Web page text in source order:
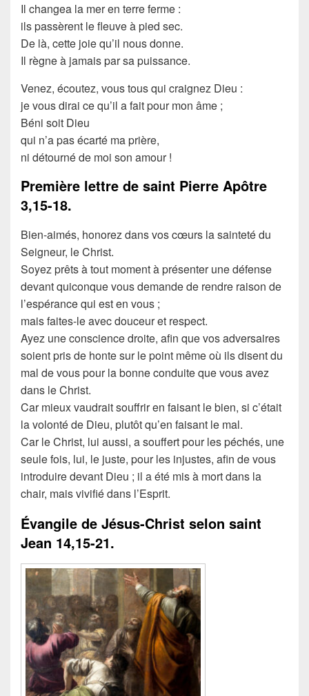
Il changea la mer en terre ferme :
ils passèrent le fleuve à pied sec.
De là, cette joie qu’il nous donne.
Il règne à jamais par sa puissance.
Venez, écoutez, vous tous qui craignez Dieu :
je vous dirai ce qu’il a fait pour mon âme ;
Béni soit Dieu
qui n’a pas écarté ma prière,
ni détourné de moi son amour !
Première lettre de saint Pierre Apôtre
3,15-18.
Bien-aimés, honorez dans vos cœurs la sainteté du
Seigneur, le Christ.
Soyez prêts à tout moment à présenter une défense
devant quiconque vous demande de rendre raison de
l’espérance qui est en vous ;
mais faites-le avec douceur et respect.
Ayez une conscience droite, afin que vos adversaires
soient pris de honte sur le point même où ils disent du
mal de vous pour la bonne conduite que vous avez
dans le Christ.
Car mieux vaudrait souffrir en faisant le bien, si c’était
la volonté de Dieu, plutôt qu’en faisant le mal.
Car le Christ, lui aussi, a souffert pour les péchés, une
seule fois, lui, le juste, pour les injustes, afin de vous
introduire devant Dieu ; il a été mis à mort dans la
chair, mais vivifié dans l’Esprit.
Évangile de Jésus-Christ selon saint
Jean 14,15-21.